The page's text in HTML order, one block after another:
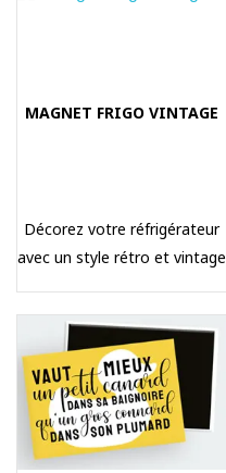
MAGNET FRIGO VINTAGE
Décorez votre réfrigérateur
avec un style rétro et vintage